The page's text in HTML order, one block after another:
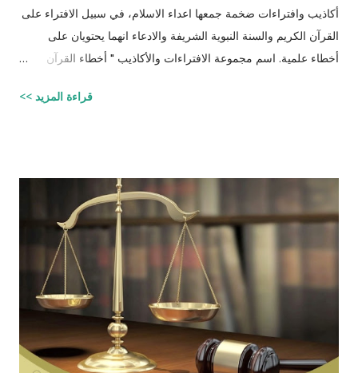
أكاذيب وافتراءات ضخمة جمعها اعداء الاسلام، في سبيل الافتراء على
القرآن الكريم والسنة النبوية الشريفة والادعاء انهما يحتويان على
أخطاء علمية. اسم مجموعة الافتراءات والأكاذيب " أخطاء القرآن
واتبعته بردٍ يليه . راجيًا أن يكون ذلك في ميزان حسناتي ، ولا تنسوني
قراءة المزيد >>